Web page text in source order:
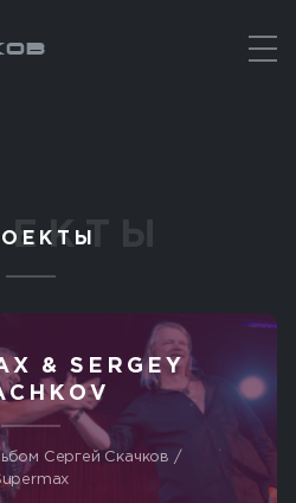
& SERGEY
Сергей Скачков /